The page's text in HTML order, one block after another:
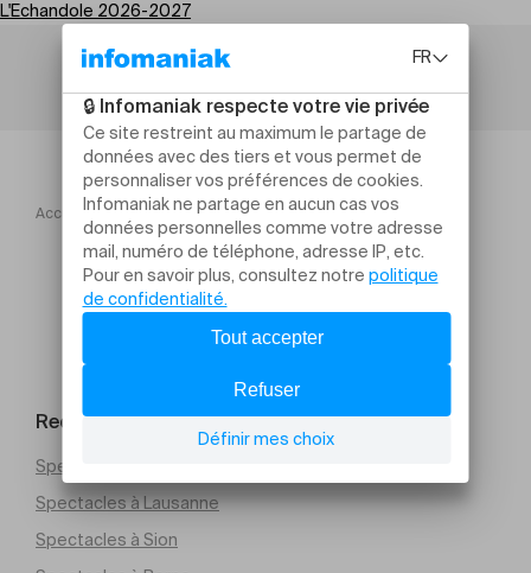
L'Echandole 2026-2027
Accueil L'Echandole 2026 2027 Po polopo popo po
Rechercher un évènement
Spectacles à Genève
Spectacles à Lausanne
Spectacles à Sion